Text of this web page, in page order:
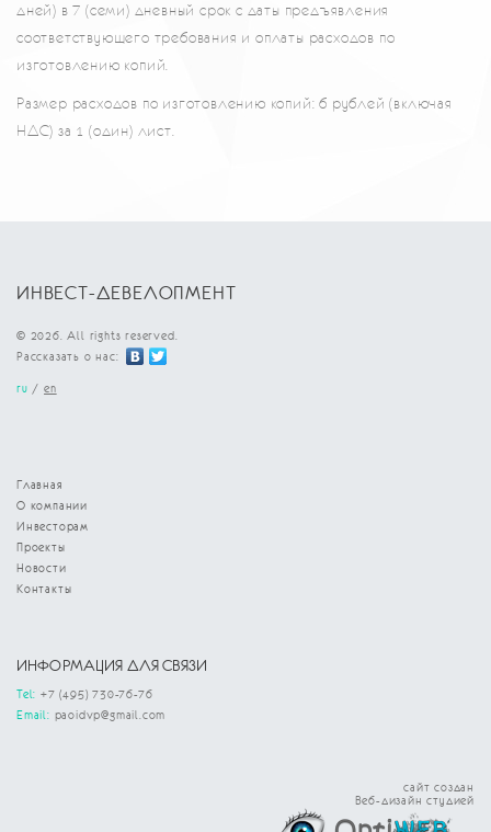
дней) в 7 (семи) дневный срок с даты предъявления
соответствующего требования и оплаты расходов по
изготовлению копий.
Размер расходов по изготовлению копий: 6 рублей (включая
НДС) за 1 (один) лист.
ИНВЕСТ-ДЕВЕЛОПМЕНТ
© 2026. All rights reserved.
Рассказать о нас:
ru / en
Главная
О компании
Инвесторам
Проекты
Новости
Контакты
ИНФОРМАЦИЯ ДЛЯ СВЯЗИ
Tel: +7 (495) 730-76-76
Email: paoidvp@gmail.com
сайт создан
Веб-дизайн студией